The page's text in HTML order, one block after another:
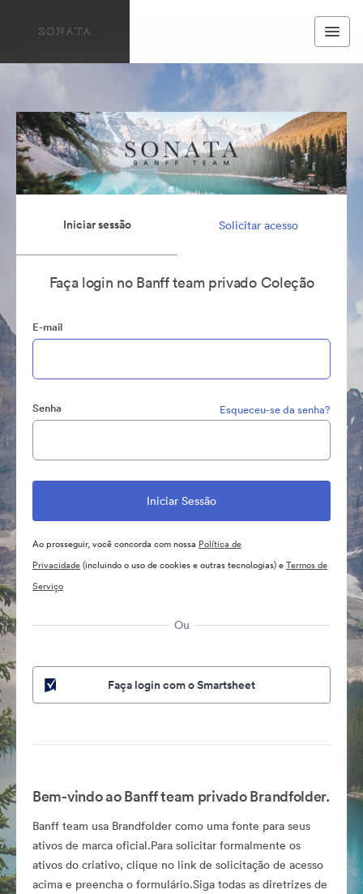
Iniciar sessão Solicitar acesso
Faça login no Banff team privado Coleção
E-mail
Senha Esqueceu-se da senha?
Ao prosseguir, você concorda com nossa Política de
Privacidade(incluindo o uso de cookies e outras tecnologias) eTermos de
Serviço
Ou
Faça login com o Smartsheet
Bem-vindo ao Banff team privado Brandfolder.
Banff team usa Brandfolder como uma fonte para seus
ativos de marca oficial.Para solicitar formalmente os
ativos do criativo, clique no link de solicitação de acesso
acima e preencha o formulário.Siga todas as diretrizes de